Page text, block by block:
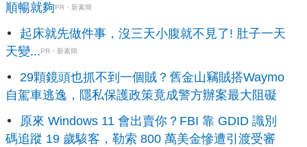
順暢就夠 PR・新素簡
起床就先做件事，沒三天小腹就不見了! 肚子一天
天變... PR・新素簡
29顆鏡頭也抓不到一個賊？舊金山竊賊搭Waymo
自駕車逃逸，隱私保護政策竟成警方辦案最大阻礙
原來 Windows 11 會出賣你？FBI 靠 GDID 識別
碼追蹤 19 歲駭客，勒索 800 萬美金慘遭引渡受審